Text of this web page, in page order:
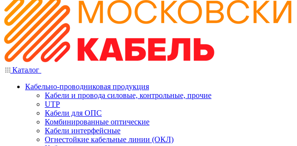
Каталог
Кабельно-проводниковая продукция
Кабели и провода силовые, контрольные, прочие
UTP
Кабели для ОПС
Комбинированные оптические
Кабели интерфейсные
Огнестойкие кабельные линии (ОКЛ)